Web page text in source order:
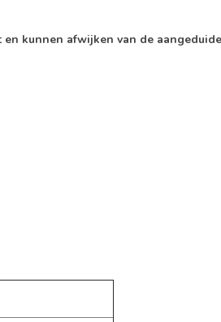
kunnen afwijken van de aangeduide